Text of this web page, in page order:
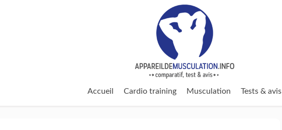
Accueil Cardio training Musculation Tests & avis